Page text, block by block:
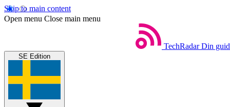
Skip to main content
Open menu Close main menu
TechRadar Din
SE Edition